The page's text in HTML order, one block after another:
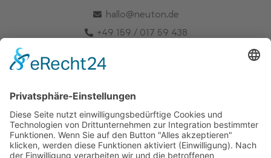
hallo@neuton.de
+49 159 / 017 59 438
Unsere Mail-Liste